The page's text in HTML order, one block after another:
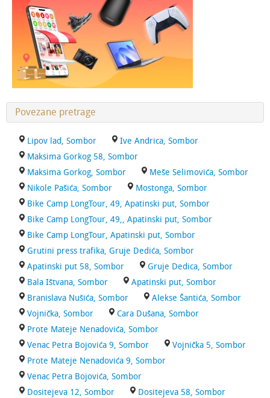
Povezane pretrage
Lipov lad, Sombor
Ive Andrica, Sombor
Maksima Gorkog 58, Sombor
Maksima Gorkog, Sombor
Meše Selimovića, Sombor
Nikole Pašića, Sombor
Mostonga, Sombor
Bike Camp LongTour, 49, Apatinski put, Sombor
Bike Camp LongTour, 49,, Apatinski put, Sombor
Bike Camp LongTour, Apatinski put, Sombor
Grutini press trafika, Gruje Dedića, Sombor
Apatinski put 58, Sombor
Gruje Dedica, Sombor
Bala Ištvana, Sombor
Apatinski put, Sombor
Branislava Nušića, Sombor
Alekse Šantića, Sombor
Vojnička, Sombor
Cara Dušana, Sombor
Prote Mateje Nenadovića, Sombor
Venac Petra Bojovića 9, Sombor
Vojnička 5, Sombor
Prote Mateje Nenadovića 9, Sombor
Venac Petra Bojovića, Sombor
Dositejeva 12, Sombor
Dositejeva 58, Sombor